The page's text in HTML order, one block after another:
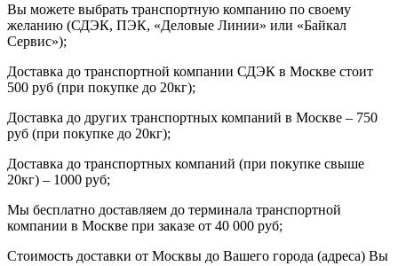
Вы можете выбрать транспортную компанию по своему
желанию (СДЭК, ПЭК, «Деловые Линии» или «Байкал
Сервис»);
Доставка до транспортной компании СДЭК в Москве стоит
500 руб (при покупке до 20кг);
Доставка до других транспортных компаний в Москве – 750
руб (при покупке до 20кг);
Доставка до транспортных компаний (при покупке свыше
20кг) – 1000 руб;
Мы бесплатно доставляем до терминала транспортной
компании в Москве при заказе от 40 000 руб;
Стоимость доставки от Москвы до Вашего города (адреса) Вы